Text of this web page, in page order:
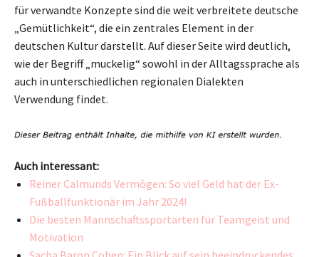
für verwandte Konzepte sind die weit verbreitete deutsche
„Gemütlichkeit“, die ein zentrales Element in der
deutschen Kultur darstellt. Auf dieser Seite wird deutlich,
wie der Begriff „muckelig“ sowohl in der Alltagssprache als
auch in unterschiedlichen regionalen Dialekten
Verwendung findet.
Auch interessant:
Reiner Calmunds Vermögen: So viel Geld hat der Ex-
Fußballfunktionär im Jahr 2024!
Die besten Mannschaftssportarten für Teamgeist und
Motivation